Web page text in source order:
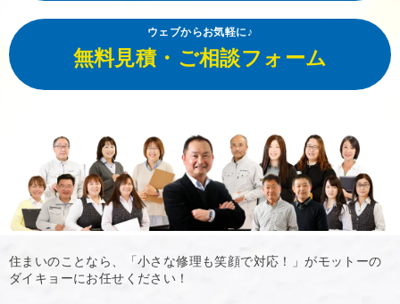
ウェブからお気軽に♪
無料見積・ご相談フォーム
住まいのことなら、「小さな修理も笑顔で対応！」がモットーの
ダイキョーにお任せください！